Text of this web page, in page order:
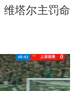
塔尔主罚命